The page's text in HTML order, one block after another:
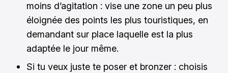
moins d’agitation : vise une zone un peu plus
éloignée des points les plus touristiques, en
demandant sur place laquelle est la plus
adaptée le jour même.
Si tu veux juste te poser et bronzer : choisis